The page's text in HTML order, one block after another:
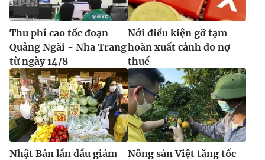
® Cấm sao chép dưới mọi hình thức nếu không có sự chấp
thuận bằng văn bản. Ghi rõ nguồn VTV.vn khi phát hành lại
thông tin từ website này.
Thu phí cao tốc đoạn
Quảng Ngãi - Nha Trang
từ ngày 14/8
Nới điều kiện gỡ tạm
hoãn xuất cảnh do nợ
thuế
Nhật Bản lần đầu giảm
Nông sản Việt tăng tốc